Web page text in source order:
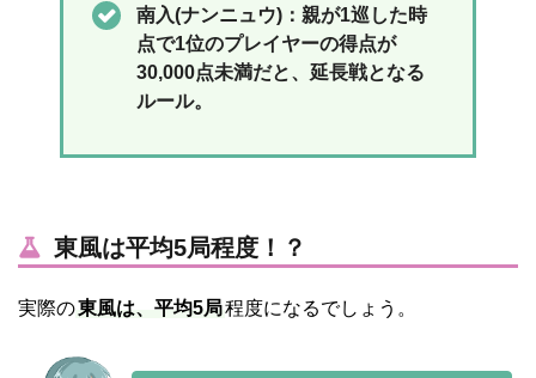
南入(ナンニュウ)：親が1巡した時
点で1位のプレイヤーの得点が
30,000点未満だと、延長戦となる
ルール。
東風は平均5局程度！？
実際の東風は、平均5局程度になるでしょう。